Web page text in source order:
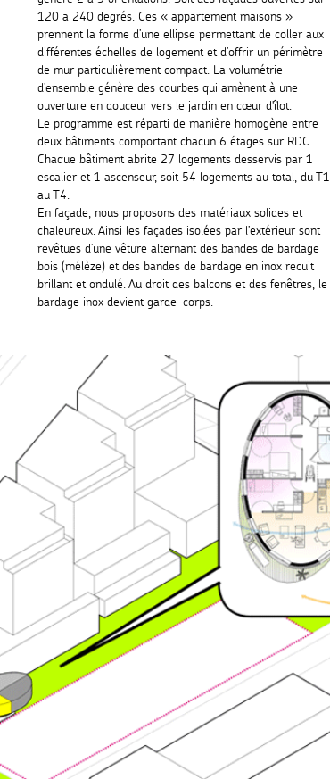
120 a 240 degrés. Ces « appartement maisons »
prennent la forme d’une ellipse permettant de coller aux
différentes échelles de logement et d’offrir un périmètre
de mur particulièrement compact. La volumétrie
d’ensemble génère des courbes qui amènent à une
ouverture en douceur vers le jardin en cœur d'îlot.
Le programme est réparti de manière homogène entre
deux bâtiments comportant chacun 6 étages sur RDC.
Chaque bâtiment abrite 27 logements desservis par 1
escalier et 1 ascenseur, soit 54 logements au total, du T1
au T4.
En façade, nous proposons des matériaux solides et
chaleureux. Ainsi les façades isolées par l’extérieur sont
revêtues d’une vêture alternant des bandes de bardage
bois (mélèze) et des bandes de bardage en inox recuit
brillant et ondulé. Au droit des balcons et des fenêtres, le
bardage inox devient garde-corps.